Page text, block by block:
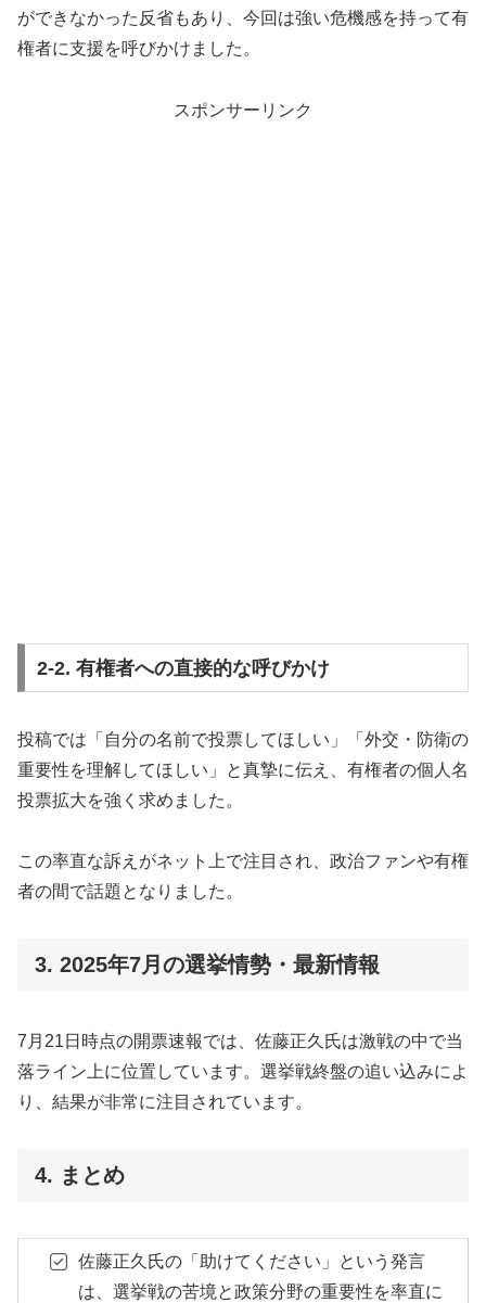
ができなかった反省もあり、今回は強い危機感を持って有
権者に支援を呼びかけました。
スポンサーリンク
2-2. 有権者への直接的な呼びかけ
投稿では「自分の名前で投票してほしい」「外交・防衛の
重要性を理解してほしい」と真摯に伝え、有権者の個人名
投票拡大を強く求めました。
この率直な訴えがネット上で注目され、政治ファンや有権
者の間で話題となりました。
3. 2025年7月の選挙情勢・最新情報
7月21日時点の開票速報では、佐藤正久氏は激戦の中で当
落ライン上に位置しています。選挙戦終盤の追い込みによ
り、結果が非常に注目されています。
4. まとめ
佐藤正久氏の「助けてください」という発言
は、選挙戦の苦境と政策分野の重要性を率直に